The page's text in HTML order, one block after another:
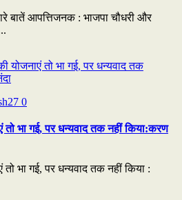
बातें आपत्तिजनक : भाजपा चौधरी और
0
भा गई, पर धन्यवाद तक नहीं किया:करण
भा गई, पर धन्यवाद तक नहीं किया :